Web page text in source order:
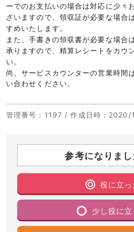
ーでのお支払いの場合は対応に少々
ざいますので、領収証が必要な場合
すめいたします。
また、手書きの領収書が必要な場合
承りますので、精算レシートをカウ
い。
尚、サービスカウンターの営業時間
い合わせください。
管理番号 ：1197 /作成日時 ：
参考になりまし
役に立っ
少し役に立